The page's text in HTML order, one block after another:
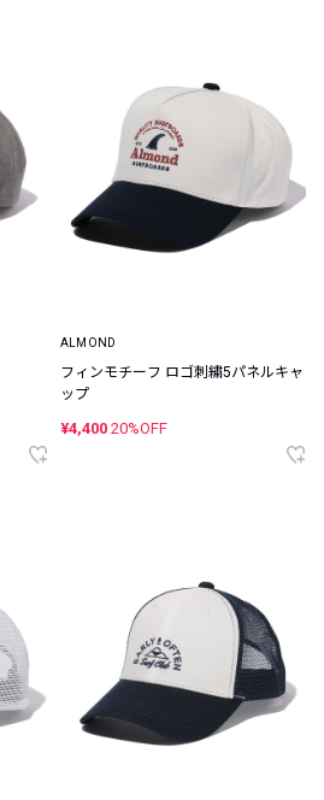
ALMOND
フィンモチーフ ロゴ刺繍5パネルキャ
ップ
¥4,400 20%OFF